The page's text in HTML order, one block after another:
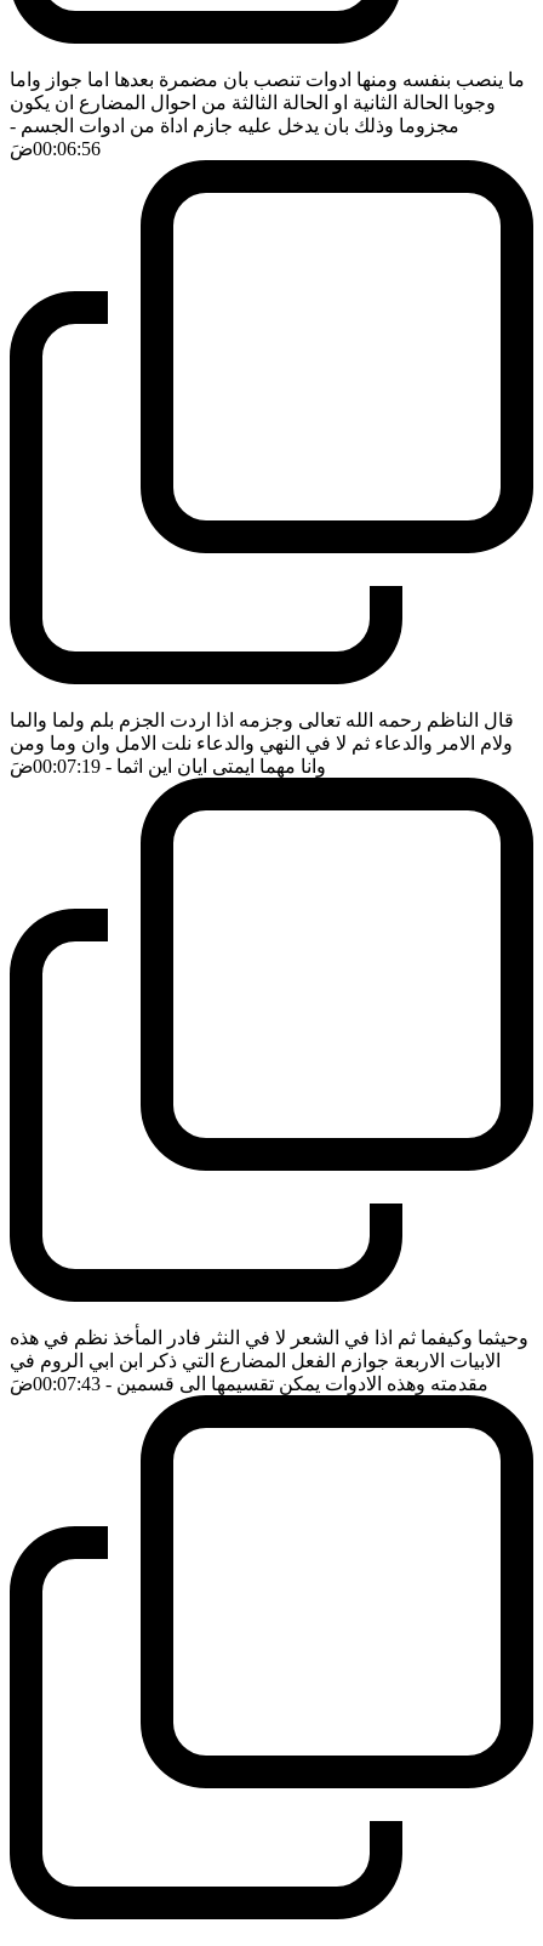
ما ينصب بنفسه ومنها ادوات تنصب بان مضمرة بعدها اما جواز واما
وجوبا الحالة الثانية او الحالة الثالثة من احوال المضارع ان يكون
مجزوما وذلك بان يدخل عليه جازم اداة من ادوات الجسم -
00:06:56ضَ
قال الناظم رحمه الله تعالى وجزمه اذا اردت الجزم بلم ولما والما
ولام الامر والدعاء ثم لا في النهي والدعاء نلت الامل وان وما ومن
وانا مهما ايمتى ايان اين اثما - 00:07:19 ضَ
وحيثما وكيفما ثم اذا في الشعر لا في النثر فادر المأخذ نظم في هذه
الابيات الاربعة جوازم الفعل المضارع التي ذكر ابن ابي الروم في
مقدمته وهذه الادوات يمكن تقسيمها الى قسمين - 00:07:43 ضَ